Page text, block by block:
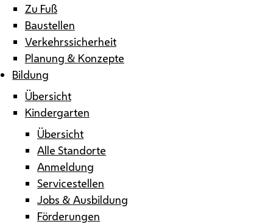
Zu Fuß
Baustellen
Verkehrssicherheit
Planung & Konzepte
Bildung
Übersicht
Kindergarten
Übersicht
Alle Standorte
Anmeldung
Servicestellen
Jobs & Ausbildung
Förderungen